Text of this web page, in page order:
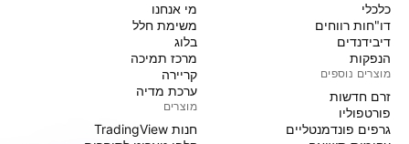
כלכלי
דו"חות רווחים
דיבידנדים
הנפקות
מוצרים נוספים
זרם חדשות
פורטפוליו
גרפים פונדמנטליים
מי אנחנו
משימת חלל
בלוג
מרכז תמיכה
קריירה
ערכת מדיה
מוצרים
חנות TradingView